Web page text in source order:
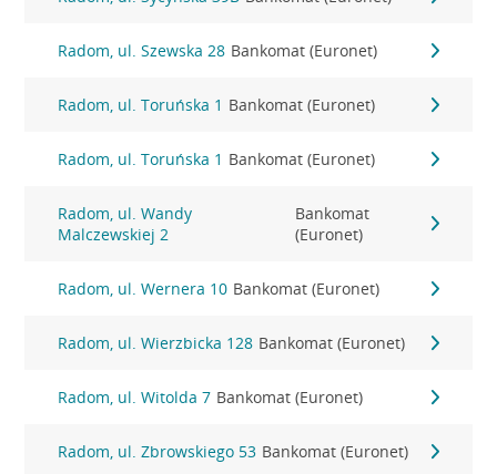
Radom, ul. Szewska 28 Bankomat (Euronet)
Radom, ul. Toruńska 1 Bankomat (Euronet)
Radom, ul. Toruńska 1 Bankomat (Euronet)
Radom, ul. Wandy
Malczewskiej 2
Bankomat
(Euronet)
Radom, ul. Wernera 10 Bankomat (Euronet)
Radom, ul. Wierzbicka 128 Bankomat (Euronet)
Radom, ul. Witolda 7 Bankomat (Euronet)
Radom, ul. Zbrowskiego 53 Bankomat (Euronet)